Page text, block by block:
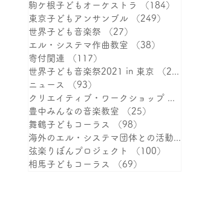
駒ケ根子どもオーケストラ
（184）
東京子どもアンサンブル
（249）
世界子ども音楽祭
（27）
エル・システマ作曲教室
（38）
寄付関連
（117）
世界子ども音楽祭2021 in 東京
（25）
ニュース
（93）
クリエイティブ・ワークショップ （38）
豊中みんなの音楽教室
（25）
舞鶴子どもコーラス
（98）
海外のエル・システマ団体との活動（15）
弦楽りぼんプロジェクト
（100）
相馬子どもコーラス
（69）